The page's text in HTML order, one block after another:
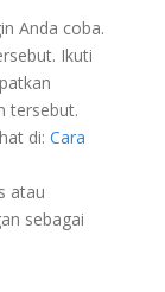
Anda coba.
Ikuti
tersebut.
di: Cara
atau
sebagai